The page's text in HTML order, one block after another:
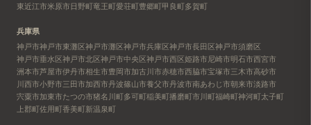
東近江市米原市日野町竜王町愛荘町豊郷町甲良町多賀町
兵庫県
神戸市神戸市東灘区神戸市灘区神戸市兵庫区神戸市長田区神戸市須磨区
神戸市垂水区神戸市北区神戸市中央区神戸市西区姫路市尼崎市明石市西宮市
洲本市芦屋市伊丹市相生市豊岡市加古川市赤穂市西脇市宝塚市三木市高砂市
川西市小野市三田市加西市丹波篠山市養父市丹波市南あわじ市朝来市淡路市
宍粟市加東市たつの市猪名川町多可町稲美町播磨町市川町福崎町神河町太子町
上郡町佐用町香美町新温泉町